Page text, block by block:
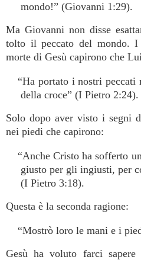
mondo!” (Giovanni 1:29).
Ma Giovanni non disse
tolto il peccato del mondo.
morte di Gesù capirono che
“Ha portato i nostri peccati
della croce” (I Pietro 2:24).
Solo dopo aver visto i segni
nei piedi che capirono:
“Anche Cristo ha sofferto
giusto per gli ingiusti, per
(I Pietro 3:18).
Questa è la seconda ragione:
“Mostrò loro le mani e i
Gesù ha voluto farci